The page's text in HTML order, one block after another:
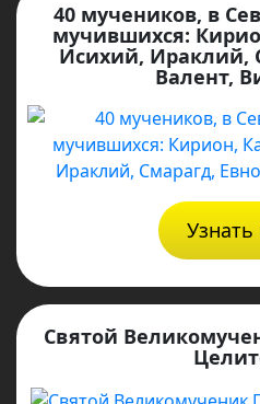
40 мучеников, в
мучившихся:
Исихий, Ираклий,
Валент,
Узнать
Святой